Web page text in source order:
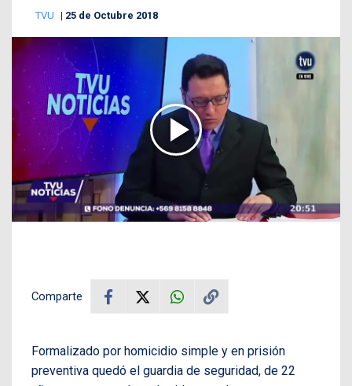
TVU 25 de Octubre 2018
Comparte
Formalizado por homicidio simple y en prisión
preventiva quedó el guardia de seguridad, de 22